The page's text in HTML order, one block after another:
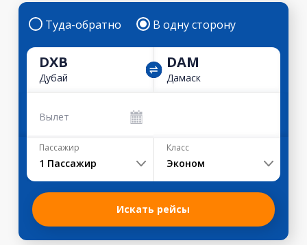
Туда-обратно В одну сторону
DXB
Дубай
DAM
Дамаск
Вылет
Пассажир
1 Пассажир
Класс
Эконом
Искать рейсы